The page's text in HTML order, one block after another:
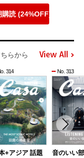
購読 (24%OFF)
らから View All
314
+アジア 話題
No. 313
音のいい